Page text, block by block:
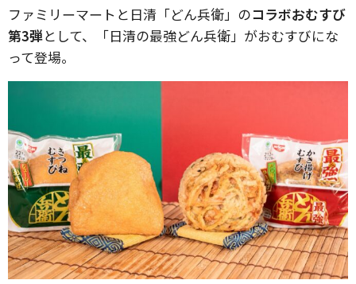
ファミリーマートと日清「どん兵衛」のコラボおむすび
第3弾として、「日清の最強どん兵衛」がおむすびにな
って登場。